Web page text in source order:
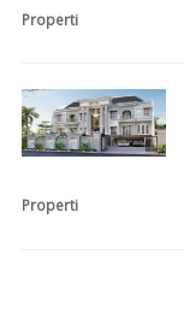
Properti
Properti